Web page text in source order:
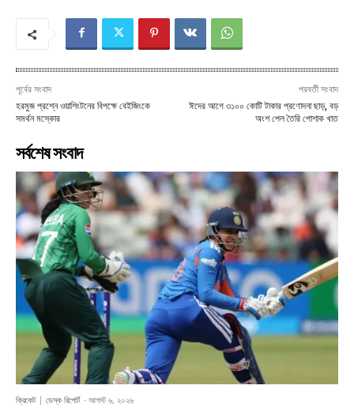
পূর্বের সংবাদ
হরমুজ প্রশ্নে ওয়াশিংটনের বিপক্ষে বেইজিংকে
সমর্থন মস্কোর
পরবর্তী সংবাদ
ঈদের আগে ৩১০০ কোটি টাকার প্রণোদনা ছাড়, বড়
অংশ পেল তৈরি পোশাক খাত
সর্বশেষ সংবাদ
ক্রিকেট ডেস্ক রিপোর্ট - আগস্ট ৬, ২০২৬